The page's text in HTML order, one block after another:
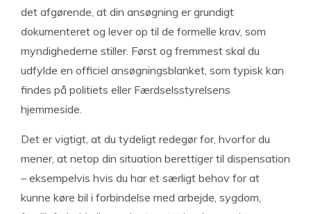
det afgørende, at din ansøgning er grundigt
dokumenteret og lever op til de formelle krav, som
myndighederne stiller. Først og fremmest skal du
udfylde en officiel ansøgningsblanket, som typisk kan
findes på politiets eller Færdselsstyrelsens
hjemmeside.
Det er vigtigt, at du tydeligt redegør for, hvorfor du
mener, at netop din situation berettiger til dispensation
– eksempelvis hvis du har et særligt behov for at
kunne køre bil i forbindelse med arbejde, sygdom,